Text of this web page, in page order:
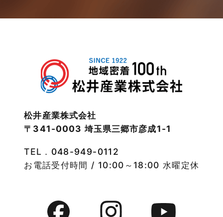
注文住宅施工事例
物件検索
物件特集
竹ノ塚店-ブログ
貸倉庫・その他
2022年11月
2022年9月
2022年8月
2022年6月
松井産業株式会社
〒341-0003 埼玉県三郷市彦成1-1
TEL． 048-949-0112
お電話受付時間 / 10:00～18:00 水曜定休